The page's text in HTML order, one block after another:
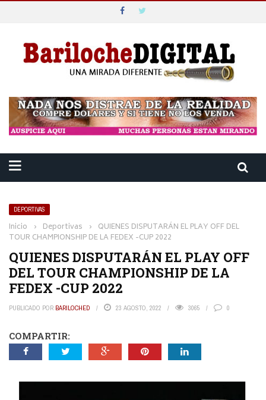
DEPORTIVAS
Inicio › Deportivas › QUIENES DISPUTARÁN EL PLAY OFF DEL
TOUR CHAMPIONSHIP DE LA FEDEX -CUP 2022
QUIENES DISPUTARÁN EL PLAY OFF
DEL TOUR CHAMPIONSHIP DE LA
FEDEX -CUP 2022
PUBLICADO POR BARILOCHED 23 AGOSTO, 2022 3065 0
COMPARTIR: